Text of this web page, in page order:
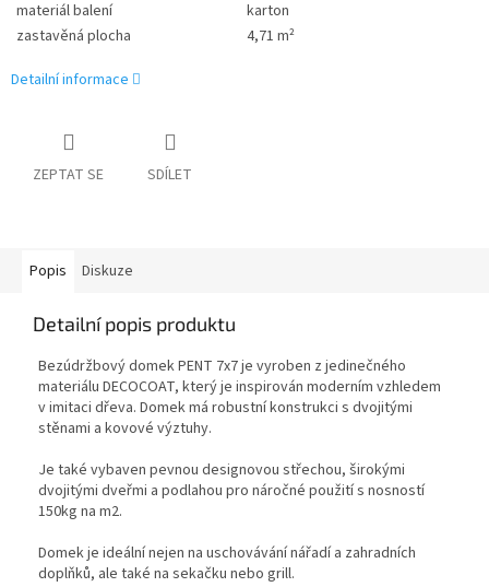
materiál balení
karton
zastavěná plocha
4,71 m²
Detailní informace
ZEPTAT SE SDÍLET
Popis Diskuze
Detailní popis produktu
Bezúdržbový domek PENT 7x7 je vyroben z jedinečného
materiálu DECOCOAT, který je inspirován moderním vzhledem
v imitaci dřeva. Domek má robustní konstrukci s dvojitými
stěnami a kovové výztuhy.
Je také vybaven pevnou designovou střechou, širokými
dvojitými dveřmi a podlahou pro náročné použití s nosností
150kg na m2.
Domek je ideální nejen na uschovávání nářadí a zahradních
doplňků, ale také na sekačku nebo grill.